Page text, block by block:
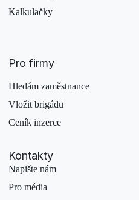
Kalkulačky
Pro firmy
Hledám zaměstnance
Vložit brigádu
Ceník inzerce
Kontakty
Napište nám
Pro média